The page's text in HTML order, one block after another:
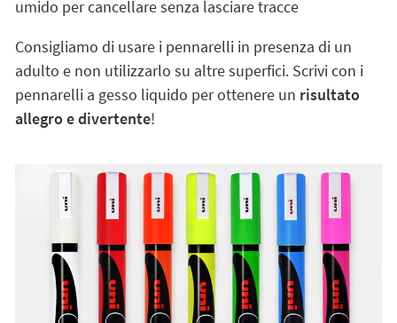
umido per cancellare senza lasciare tracce
Consigliamo di usare i pennarelli in presenza di un
adulto e non utilizzarlo su altre superfici. Scrivi con i
pennarelli a gesso liquido per ottenere un risultato
allegro e divertente!